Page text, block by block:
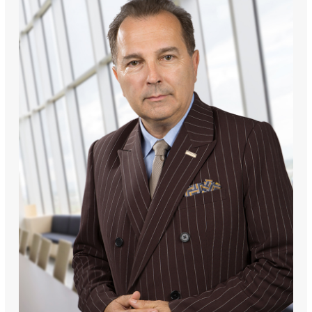
południowej granicy przebiega kanał wawerski.
Możliwość dodatkowej zabudowy działki zgodnie z
obowiązującym Planem !!!. Całkowita pow. ok 1750  m2 - około
1300 PUM
Dla tego terenu obowiązuje Plan Zagospodarowania
Przestrzennego:
173. Dla terenu C28MN1: 1) ustala się przeznaczenie terenu -
zabudowa mieszkaniowa jednorodzinna; 2) w zakresie zasad
kształtowania zabudowy i zagospodarowania terenu: a) ustala
się realizację zabudowy z uwzględnieniem ustaleń lit. b: -
zgodnie z wyznaczonymi na rysunku planu liniami zabudowy, -
zgodnie z parametrami i wskaźnikami kształtowania zabudowy
ustalonymi w pkt 3, - w formie budynków wolnostojących lub
bliźniaczych, b) nakazuje się zachowanie lub odbudowę obiektu
ujętego w Gminnej Ewidencji Zabytków objętego ochroną w
planie, o którym mowa w § 7 ust. 2 pkt 32, zgodnie z lit. a oraz
ustaleniami § 7 ust. 3, c) w zakresie geometrii dachu z